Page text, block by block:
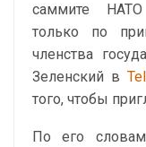
саммите
только по
членства
Зеленский в
того, чтобы
По его